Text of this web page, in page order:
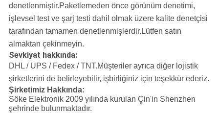
denetlenmiştir.Paketlemeden önce görünüm denetimi,
işlevsel test ve şarj testi dahil olmak üzere kalite denetçisi
tarafından tamamen denetlenmişlerdir.Lütfen satın
almaktan çekinmeyin.
Sevkiyat hakkında:
DHL / UPS / Fedex / TNT.Müşteriler ayrıca diğer lojistik
şirketlerini de belirleyebilir, işbirliğiniz için teşekkür ederiz.
Şirketimiz Hakkında:
Söke Elektronik 2009 yılında kurulan Çin'in Shenzhen
şehrinde bulunmaktadır.